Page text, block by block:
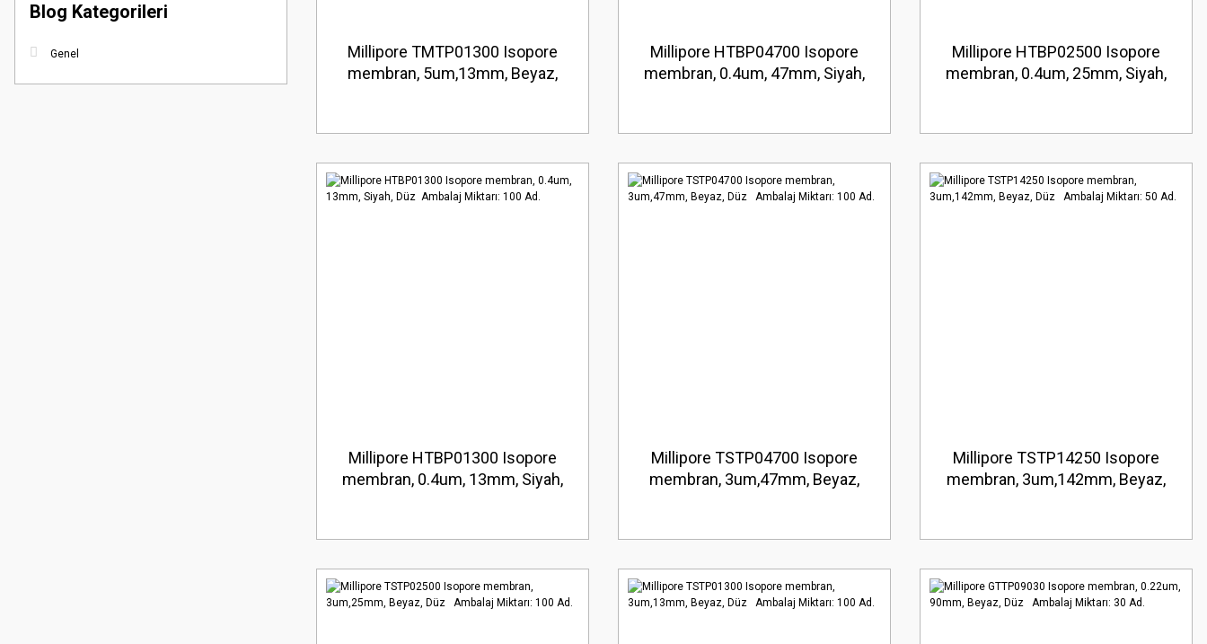
Blog Kategorileri
Genel
Millipore TMTP01300 Isopore
membran, 5um,13mm, Beyaz,
Millipore HTBP04700 Isopore
membran, 0.4um, 47mm, Siyah,
Millipore HTBP02500 Isopore
membran, 0.4um, 25mm, Siyah,
Millipore HTBP01300 Isopore
membran, 0.4um, 13mm, Siyah,
Millipore TSTP04700 Isopore
membran, 3um,47mm, Beyaz,
Millipore TSTP14250 Isopore
membran, 3um,142mm, Beyaz,